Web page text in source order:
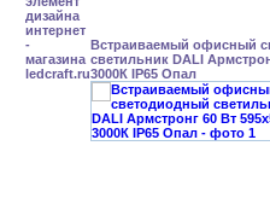
Встраиваемый офисный
светильник DALI
3000К IP65 Опал